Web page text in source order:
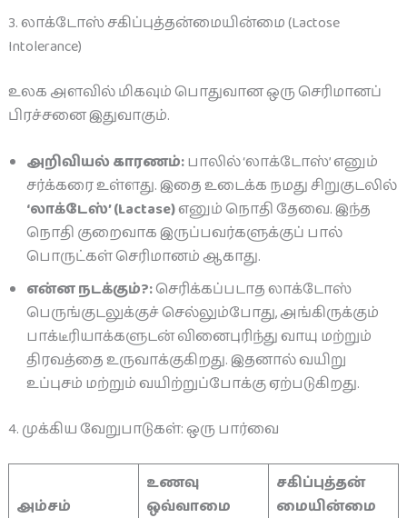
3. லாக்டோஸ் சகிப்புத்தன்மையின்மை (Lactose
Intolerance)
உலக அளவில் மிகவும் பொதுவான ஒரு செரிமானப்
பிரச்சனை இதுவாகும்.
அறிவியல் காரணம்:பாலில் ‘லாக்டோஸ்’ எனும்
சர்க்கரை உள்ளது. இதை உடைக்க நமது சிறுகுடலில்
‘லாக்டேஸ்’ (Lactase)எனும் நொதி தேவை. இந்த
நொதி குறைவாக இருப்பவர்களுக்குப் பால்
பொருட்கள் செரிமானம் ஆகாது.
என்ன நடக்கும்?:செரிக்கப்படாத லாக்டோஸ்
பெருங்குடலுக்குச் செல்லும்போது, அங்கிருக்கும்
பாக்டீரியாக்களுடன் வினைபுரிந்து வாயு மற்றும்
திரவத்தை உருவாக்குகிறது. இதனால் வயிறு
உப்புசம் மற்றும் வயிற்றுப்போக்கு ஏற்படுகிறது.
4. முக்கிய வேறுபாடுகள்: ஒரு பார்வை
அம்சம்
உணவு
ஒவ்வாமை
சகிப்புத்தன்
மையின்மை